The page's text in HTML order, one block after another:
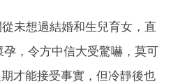
未想過結婚和生兒育女，直
，令方中信大受驚嚇，莫可
才能接受事實，但冷靜後也